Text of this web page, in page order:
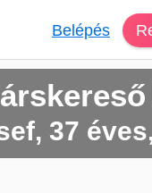
Belépés
37